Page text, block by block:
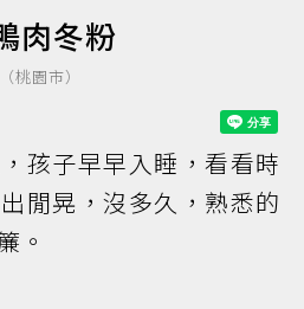
肉冬粉
桃園市）
孩子早早入睡，看看時
閒晃，沒多久，熟悉的
。